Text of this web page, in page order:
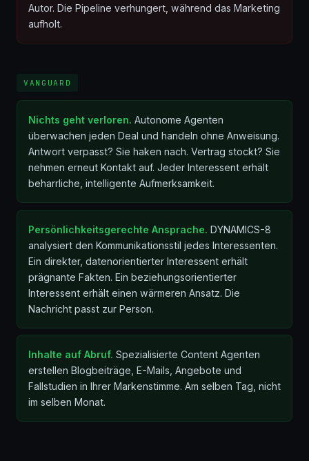
Autor. Die Pipeline verhungert, während das Marketing
aufholt.
VANGUARD
Nichts geht verloren. Autonome Agenten
überwachen jeden Deal und handeln ohne Anweisung.
Antwort verpasst? Sie haken nach. Vertrag stockt? Sie
nehmen erneut Kontakt auf. Jeder Interessent erhält
beharrliche, intelligente Aufmerksamkeit.
Persönlichkeitsgerechte Ansprache. DYNAMICS-8
analysiert den Kommunikationsstil jedes Interessenten.
Ein direkter, datenorientierter Interessent erhält
prägnante Fakten. Ein beziehungsorientierter
Interessent erhält einen wärmeren Ansatz. Die
Nachricht passt zur Person.
Inhalte auf Abruf. Spezialisierte Content Agenten
erstellen Blogbeiträge, E-Mails, Angebote und
Fallstudien in Ihrer Markenstimme. Am selben Tag, nicht
im selben Monat.